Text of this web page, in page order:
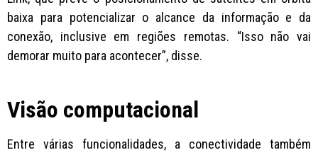
baixa para potencializar o alcance da informação e da
conexão, inclusive em regiões remotas. “Isso não vai
demorar muito para acontecer”, disse.
Visão computacional
Entre várias funcionalidades, a conectividade também